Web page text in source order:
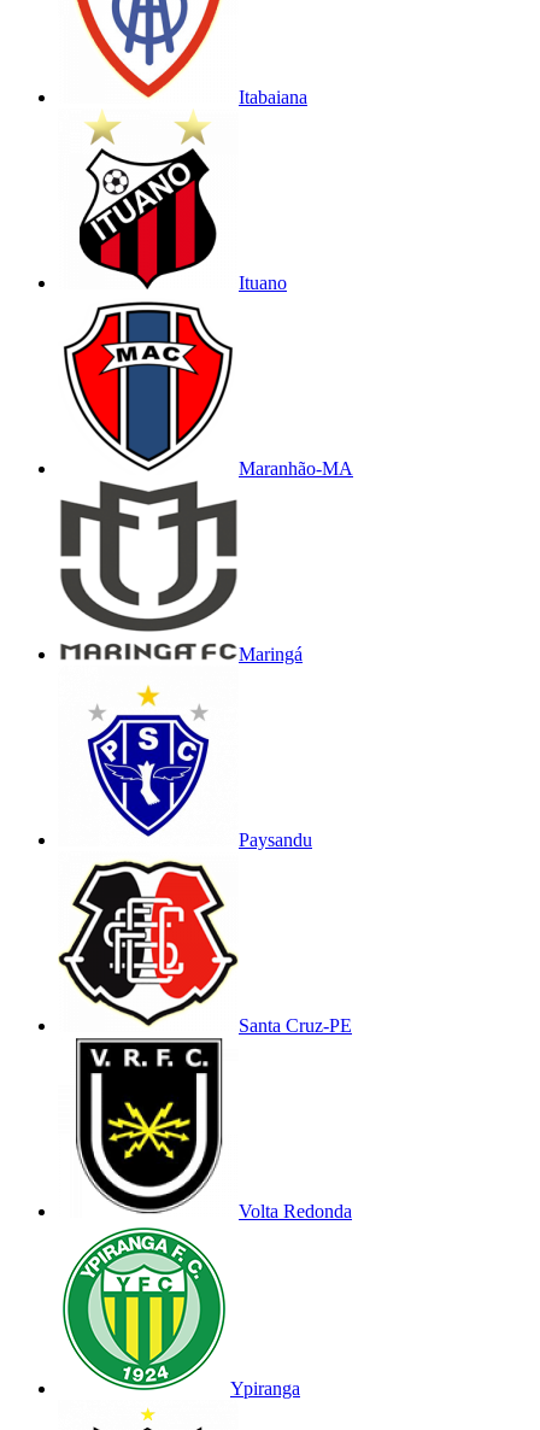
Itabaiana
Ituano
Maranhão-MA
Maringá
Paysandu
Santa Cruz-PE
Volta Redonda
Ypiranga